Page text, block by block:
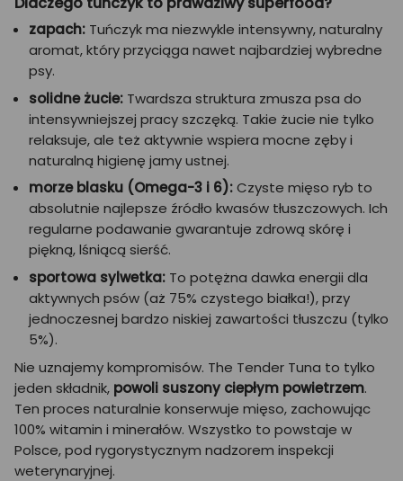
zapach: Tuńczyk ma niezwykle intensywny, naturalny
aromat, który przyciąga nawet najbardziej wybredne
psy.
solidne żucie: Twardsza struktura zmusza psa do
intensywniejszej pracy szczęką. Takie żucie nie tylko
relaksuje, ale też aktywnie wspiera mocne zęby i
naturalną higienę jamy ustnej.
morze blasku (Omega-3 i 6):Czyste mięso ryb to
absolutnie najlepsze źródło kwasów tłuszczowych. Ich
regularne podawanie gwarantuje zdrową skórę i
piękną, lśniącą sierść.
sportowa sylwetka: To potężna dawka energii dla
aktywnych psów (aż 75% czystego białka!), przy
jednoczesnej bardzo niskiej zawartości tłuszczu (tylko
5%).
Nie uznajemy kompromisów. The Tender Tuna to tylko
jeden składnik, powoli suszony ciepłym powietrzem.
Ten proces naturalnie konserwuje mięso, zachowując
100% witamin i minerałów. Wszystko to powstaje w
Polsce, pod rygorystycznym nadzorem inspekcji
weterynaryjnej.